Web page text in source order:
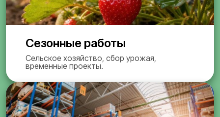
Сезонные работы
Сельское хозяйство, сбор урожая,
временные проекты.